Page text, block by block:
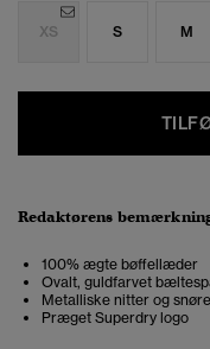
XS S M
Redaktørens
100% ægte bøffellæder
Ovalt, guldfarvet
Metalliske nitter og
Præget Superdry logo